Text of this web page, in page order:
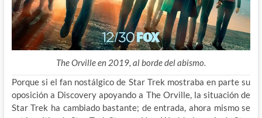
The Orville en 2019, al borde del abismo.
Porque si el fan nostálgico de Star Trek mostraba en parte su
oposición a Discovery apoyando a The Orville, la situación de
Star Trek ha cambiado bastante; de entrada, ahora mismo se